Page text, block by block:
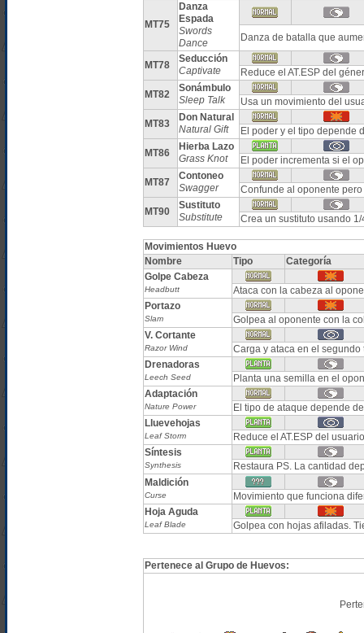
MT75
Danza
Espada
Swords
Dance
Danza de batalla que
MT78
Seducción
Captivate
Reduce el AT.ESP del
MT82
Sonámbulo
Sleep Talk
Usa un movimiento del
MT83
Don Natural
Natural Gift
El poder y el tipo depende
MT86
Hierba Lazo
Grass Knot
El poder incrementa si el
MT87
Contoneo
Swagger
Confunde al oponente
MT90
Sustituto
Substitute
Crea un sustituto usando
Movimientos Huevo
Nombre
Tipo
Categoría
Golpe Cabeza
Headbutt
Ataca con la cabeza al
Portazo
Slam
Golpea al oponente con la
V. Cortante
Razor Wind
Carga y ataca en el
Drenadoras
Leech Seed
Planta una semilla en el
Adaptación
Nature Power
El tipo de ataque depende
Lluevehojas
Leaf Storm
Reduce el AT.ESP del
Síntesis
Synthesis
Restaura PS. La cantidad
Maldición
Curse
Movimiento que funciona
Hoja Aguda
Leaf Blade Golpea con hojas afiladas.
Pertenece al Grupo de Huevos: